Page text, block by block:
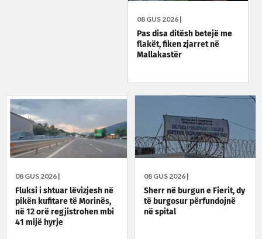
08 GUS 2026 |
Pas disa ditësh betejë me
flakët, fiken zjarret në
Mallakastër
08 GUS 2026 |
Sherr në burgun e Fierit, dy
të burgosur përfundojnë
në spital
08 GUS 2026 |
Fluksi i shtuar lëvizjesh në
pikën kufitare të Morinës,
në 12 orë regjistrohen mbi
41 mijë hyrje